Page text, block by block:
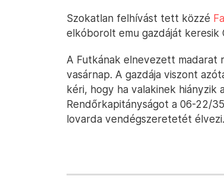
Szokatlan felhívást tett közzé
elkóborolt emu gazdáját keresik
A Futkának elnevezett madarat
vasárnap. A gazdája viszont
kéri, hogy ha valakinek hiányzik
Rendőrkapitányságot a 06-22/
lovarda vendégszeretetét élvezi.